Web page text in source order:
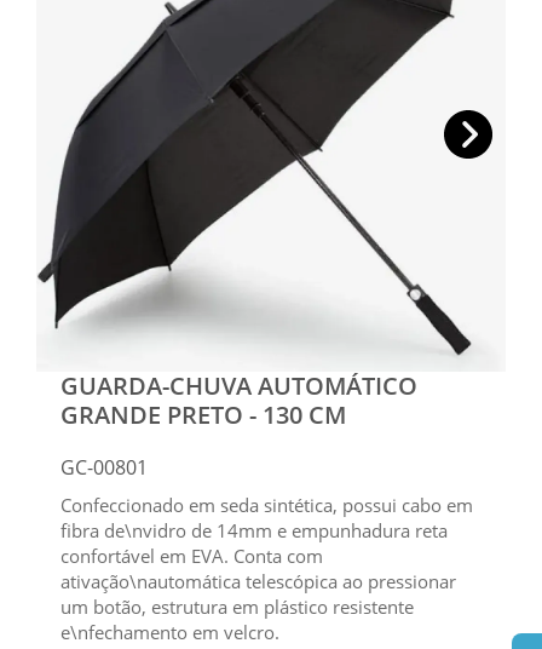
GUARDA-CHUVA AUTOMÁTICO
GRANDE PRETO - 130 CM
GC-00801
Confeccionado em seda sintética, possui cabo em
fibra de\nvidro de 14mm e empunhadura reta
confortável em EVA. Conta com
ativação\nautomática telescópica ao pressionar
um botão, estrutura em plástico resistente
e\nfechamento em velcro.